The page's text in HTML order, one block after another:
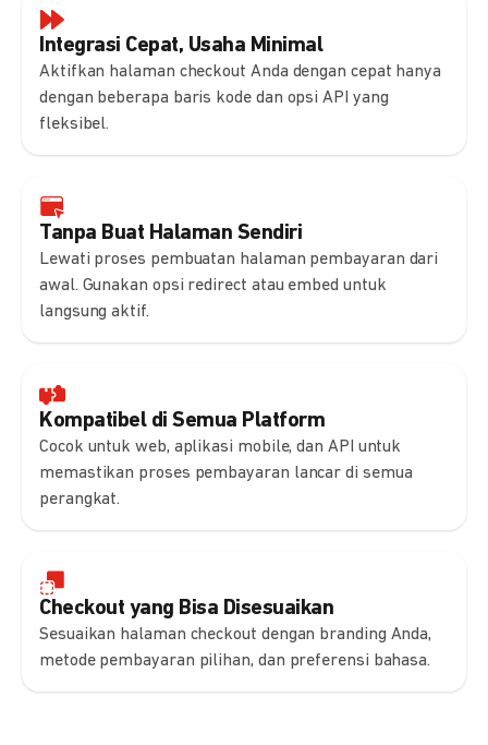
Integrasi Cepat, Usaha Minimal
Aktifkan halaman checkout Anda dengan cepat hanya
dengan beberapa baris kode dan opsi API yang
fleksibel.
Tanpa Buat Halaman Sendiri
Lewati proses pembuatan halaman pembayaran dari
awal. Gunakan opsi redirect atau embed untuk
langsung aktif.
Kompatibel di Semua Platform
Cocok untuk web, aplikasi mobile, dan API untuk
memastikan proses pembayaran lancar di semua
perangkat.
Checkout yang Bisa Disesuaikan
Sesuaikan halaman checkout dengan branding Anda,
metode pembayaran pilihan, dan preferensi bahasa.